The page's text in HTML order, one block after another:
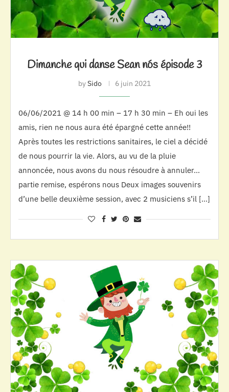
Dimanche qui danse Sean nós épisode 3
bySido 6 juin 2021
06/06/2021 @ 14 h 00 min – 17 h 30 min – Eh oui les
amis, rien ne nous aura été épargné cette année!!
Après toutes les restrictions sanitaires, le ciel a décidé
de nous pourrir la vie. Alors, au vu de la pluie
annoncée, nous avons du nous résoudre à annuler…
partie remise, espérons nous Deux images souvenirs
d’une belle deuxième session, avec 2 musiciens s’il […]